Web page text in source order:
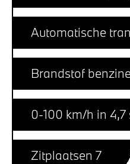
Automatische
Brandstof benzine
0-100 km/h in 4,7
Zitplaatsen 7